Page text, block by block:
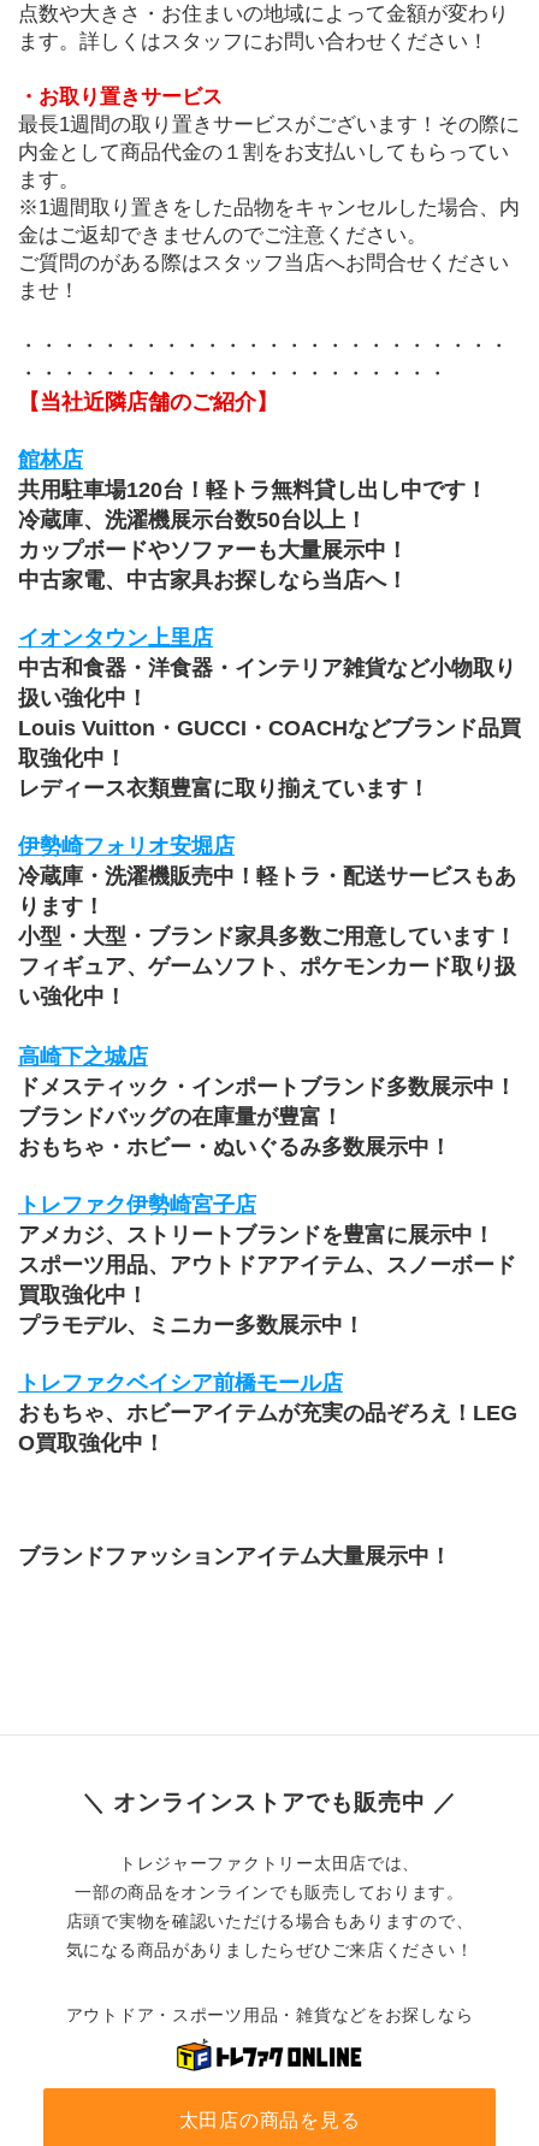
点数や大きさ・お住まいの地域によって金額が変わり
ます。詳しくはスタッフにお問い合わせください！
・お取り置きサービス
最長1週間の取り置きサービスがございます！その際に
内金として商品代金の１割をお支払いしてもらってい
ます。
※1週間取り置きをした品物をキャンセルした場合、内
金はご返却できませんのでご注意ください。
ご質問のがある際はスタッフ当店へお問合せください
ませ！
・・・・・・・・・・・・・・・・・・・・・・・・
・・・・・・・・・・・・・・・・・・・・・
【当社近隣店舗のご紹介】
館林店
共用駐車場120台！軽トラ無料貸し出し中です！
冷蔵庫、洗濯機展示台数50台以上！
カップボードやソファーも大量展示中！
中古家電、中古家具お探しなら当店へ！
イオンタウン上里店
中古和食器・洋食器・インテリア雑貨など小物取り
扱い強化中！
Louis Vuitton・GUCCI・COACHなどブランド品買
取強化中！
レディース衣類豊富に取り揃えています！
伊勢崎フォリオ安堀店
冷蔵庫・洗濯機販売中！軽トラ・配送サービスもあ
ります！
小型・大型・ブランド家具多数ご用意しています！
フィギュア、ゲームソフト、ポケモンカード取り扱
い強化中！
高崎下之城店
ドメスティック・インポートブランド多数展示中！
ブランドバッグの在庫量が豊富！
おもちゃ・ホビー・ぬいぐるみ多数展示中！
トレファク伊勢崎宮子店
アメカジ、ストリートブランドを豊富に展示中！
スポーツ用品、アウトドアアイテム、スノーボード
買取強化中！
プラモデル、ミニカー多数展示中！
トレファクベイシア前橋モール店
おもちゃ、ホビーアイテムが充実の品ぞろえ！LEG
O買取強化中！
ブランドファッションアイテム大量展示中！
＼ オンラインストアでも販売中 ／
トレジャーファクトリー太田店では、
一部の商品をオンラインでも販売しております。
店頭で実物を確認いただける場合もありますので、
気になる商品がありましたらぜひご来店ください！
アウトドア・スポーツ用品・雑貨などをお探しなら
太田店の商品を見る